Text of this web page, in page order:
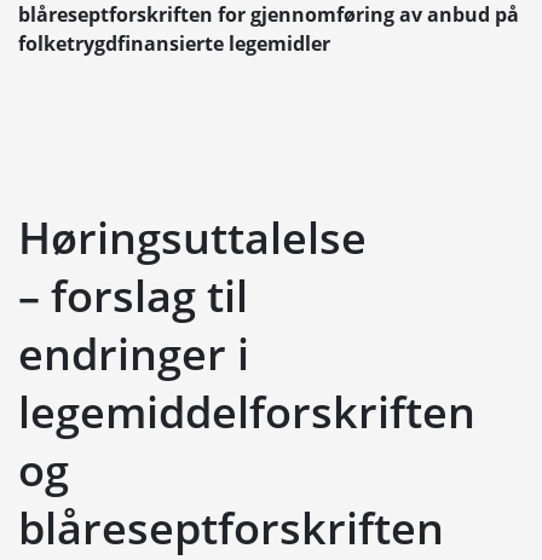
blåreseptforskriften for gjennomføring av anbud på
folketrygdfinansierte legemidler
Høringsuttalelse
– forslag til
endringer i
legemiddelforskriften
og
blåreseptforskriften